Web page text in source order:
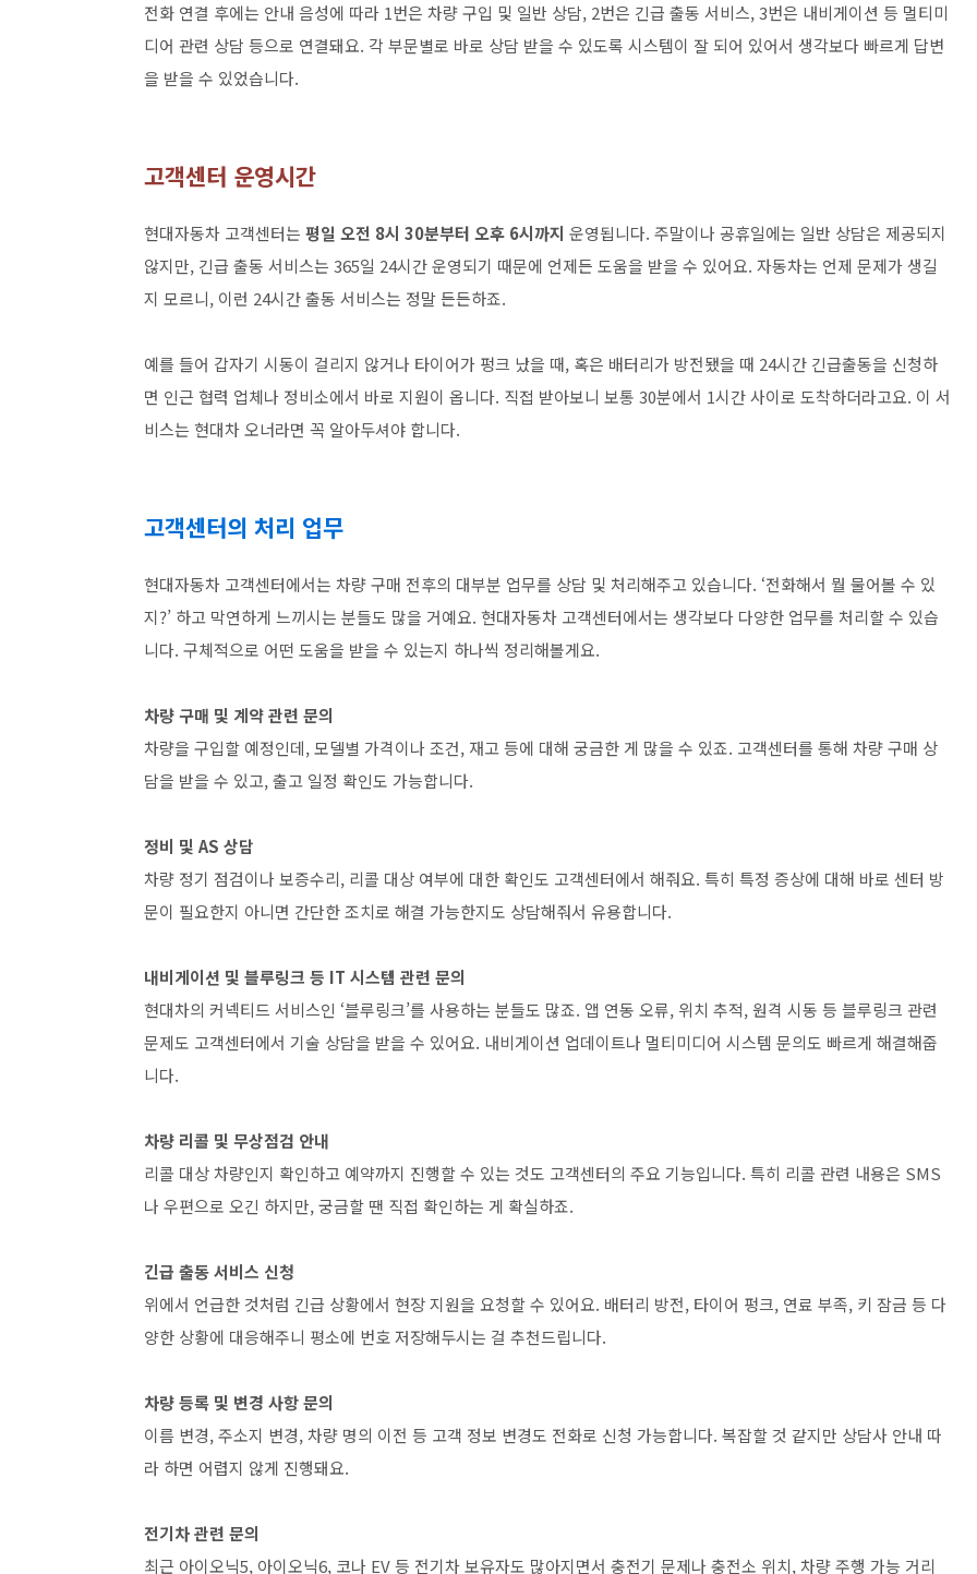
전화 연결 후에는 안내 음성에 따라 1번은 차량 구입 및 일반 상담, 2번은 긴급 출동 서비스, 3번은 내비게이션 등 멀티미
디어 관련 상담 등으로 연결돼요. 각 부문별로 바로 상담 받을 수 있도록 시스템이 잘 되어 있어서 생각보다 빠르게 답변
을 받을 수 있었습니다.
고객센터 운영시간
현대자동차 고객센터는 평일 오전 8시 30분부터 오후 6시까지 운영됩니다. 주말이나 공휴일에는 일반 상담은 제공되지
않지만, 긴급 출동 서비스는 365일 24시간 운영되기 때문에 언제든 도움을 받을 수 있어요. 자동차는 언제 문제가 생길
지 모르니, 이런 24시간 출동 서비스는 정말 든든하죠.
예를 들어 갑자기 시동이 걸리지 않거나 타이어가 펑크 났을 때, 혹은 배터리가 방전됐을 때 24시간 긴급출동을 신청하
면 인근 협력 업체나 정비소에서 바로 지원이 옵니다. 직접 받아보니 보통 30분에서 1시간 사이로 도착하더라고요. 이 서
비스는 현대차 오너라면 꼭 알아두셔야 합니다.
고객센터의 처리 업무
현대자동차 고객센터에서는 차량 구매 전후의 대부분 업무를 상담 및 처리해주고 있습니다. ‘전화해서 뭘 물어볼 수 있
지?’ 하고 막연하게 느끼시는 분들도 많을 거예요. 현대자동차 고객센터에서는 생각보다 다양한 업무를 처리할 수 있습
니다. 구체적으로 어떤 도움을 받을 수 있는지 하나씩 정리해볼게요.
차량 구매 및 계약 관련 문의
차량을 구입할 예정인데, 모델별 가격이나 조건, 재고 등에 대해 궁금한 게 많을 수 있죠. 고객센터를 통해 차량 구매 상
담을 받을 수 있고, 출고 일정 확인도 가능합니다.
정비 및 AS 상담
차량 정기 점검이나 보증수리, 리콜 대상 여부에 대한 확인도 고객센터에서 해줘요. 특히 특정 증상에 대해 바로 센터 방
문이 필요한지 아니면 간단한 조치로 해결 가능한지도 상담해줘서 유용합니다.
내비게이션 및 블루링크 등 IT 시스템 관련 문의
현대차의 커넥티드 서비스인 ‘블루링크’를 사용하는 분들도 많죠. 앱 연동 오류, 위치 추적, 원격 시동 등 블루링크 관련
문제도 고객센터에서 기술 상담을 받을 수 있어요. 내비게이션 업데이트나 멀티미디어 시스템 문의도 빠르게 해결해줍
니다.
차량 리콜 및 무상점검 안내
리콜 대상 차량인지 확인하고 예약까지 진행할 수 있는 것도 고객센터의 주요 기능입니다. 특히 리콜 관련 내용은 SMS
나 우편으로 오긴 하지만, 궁금할 땐 직접 확인하는 게 확실하죠.
긴급 출동 서비스 신청
위에서 언급한 것처럼 긴급 상황에서 현장 지원을 요청할 수 있어요. 배터리 방전, 타이어 펑크, 연료 부족, 키 잠금 등 다
양한 상황에 대응해주니 평소에 번호 저장해두시는 걸 추천드립니다.
차량 등록 및 변경 사항 문의
이름 변경, 주소지 변경, 차량 명의 이전 등 고객 정보 변경도 전화로 신청 가능합니다. 복잡할 것 같지만 상담사 안내 따
라 하면 어렵지 않게 진행돼요.
전기차 관련 문의
최근 아이오닉5, 아이오닉6, 코나 EV 등 전기차 보유자도 많아지면서 충전기 문제나 충전소 위치, 차량 주행 가능 거리